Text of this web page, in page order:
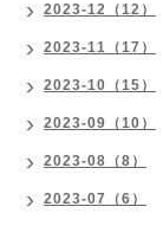
2023-12（12）
2023-11（17）
2023-10（15）
2023-09（10）
2023-08（8）
2023-07（6）